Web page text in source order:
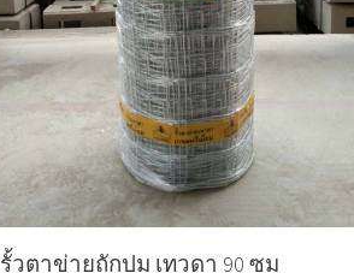
รั้วตาข่ายถักปม เทวดา 90 ซม